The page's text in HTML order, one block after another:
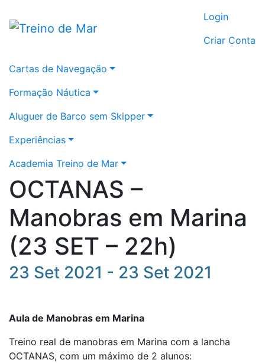
Login
Criar Conta
Cartas de Navegação
Formação Náutica
Aluguer de Barco sem Skipper
Experiências
Academia Treino de Mar
OCTANAS –
Manobras em Marina
(23 SET – 22h)
23 Set 2021 - 23 Set 2021
Aula de Manobras em Marina
Treino real de manobras em Marina com a lancha
OCTANAS, com um máximo de 2 alunos: